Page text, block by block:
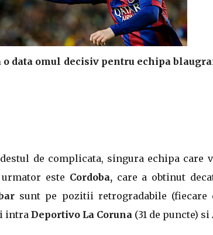
data omul decisiv pentru echipa
de complicata, singura echipa care
este Cordoba,care a obtinut
sunt pe pozitii retrogradabile (fiecare
intra Deportivo La Coruna(31 de puncte) si